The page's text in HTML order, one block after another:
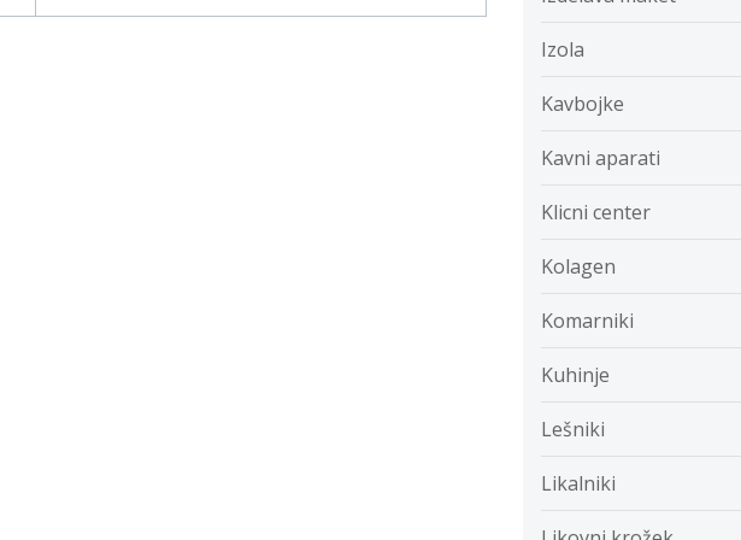
Izola
Kavbojke
Kavni aparati
Klicni center
Kolagen
Komarniki
Kuhinje
Lešniki
Likalniki